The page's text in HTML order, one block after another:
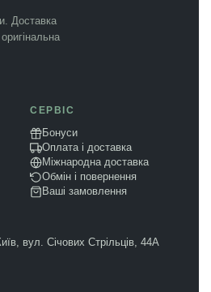
Доставка
СЕРВІС
Бонуси
Оплата і доставка
Міжнародна доставка
Обмін і повернення
Ваші замовлення
вул. Січових Стрільців, 44А